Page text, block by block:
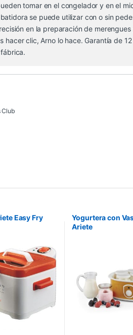
tomar en el congelador y en el
se puede utilizar con o sin
en la preparación de merengues
hacer clic, Arno lo hace. Garantía de
Club
Easy Fry
Yogurtera con
Ariete